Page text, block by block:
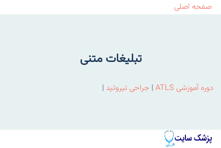
صفحه اصلی
تبلیغات متنی
دوره آموزشی ATLS | جراحی تیروئید |